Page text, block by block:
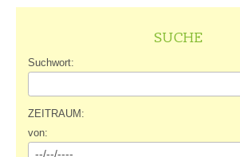
SUCHE
Suchwort:
ZEITRAUM:
von: